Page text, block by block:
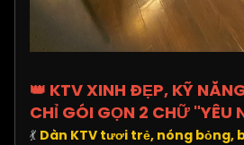
👑 KTV XINH ĐẸP, KỸ
CHỈ GÓI GỌN 2 CHỮ "YÊU
💃 Dàn KTV tươi trẻ, nóng bỏng,